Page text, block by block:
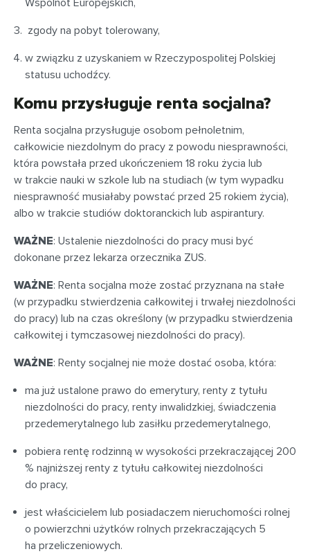
Wspólnot Europejskich,
zgody na pobyt tolerowany,
w związku z uzyskaniem w Rzeczypospolitej Polskiej
statusu uchodźcy.
Komu przysługuje renta socjalna?
Renta socjalna przysługuje osobom pełnoletnim,
całkowicie niezdolnym do pracy z powodu niesprawności,
która powstała przed ukończeniem 18 roku życia lub
w trakcie nauki w szkole lub na studiach (w tym wypadku
niesprawność musiałaby powstać przed 25 rokiem życia),
albo w trakcie studiów doktoranckich lub aspirantury.
WAŻNE: Ustalenie niezdolności do pracy musi być
dokonane przez lekarza orzecznika ZUS.
WAŻNE: Renta socjalna może zostać przyznana na stałe
(w przypadku stwierdzenia całkowitej i trwałej niezdolności
do pracy) lub na czas określony (w przypadku stwierdzenia
całkowitej i tymczasowej niezdolności do pracy).
WAŻNE: Renty socjalnej nie może dostać osoba, która:
ma już ustalone prawo do emerytury, renty z tytułu
niezdolności do pracy, renty inwalidzkiej, świadczenia
przedemerytalnego lub zasiłku przedemerytalnego,
pobiera rentę rodzinną w wysokości przekraczającej 200
% najniższej renty z tytułu całkowitej niezdolności
do pracy,
jest właścicielem lub posiadaczem nieruchomości rolnej
o powierzchni użytków rolnych przekraczających 5
ha przeliczeniowych.